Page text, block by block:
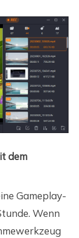
dem
Gameplay-
Wenn